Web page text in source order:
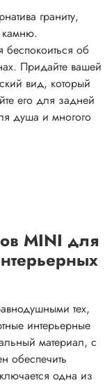
граниту,
камню.
беспокоиться об
Придайте вашей
вид, который
его для задней
душа и многого
MINI для
тех,
интерьерные
материал, с
обеспечить
одна из